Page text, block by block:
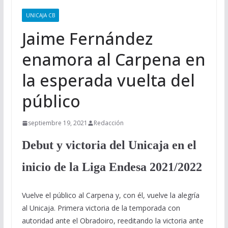
UNICAJA CB
Jaime Fernández
enamora al Carpena en
la esperada vuelta del
público
septiembre 19, 2021 Redacción
Debut y victoria del Unicaja en el
inicio de la Liga Endesa 2021/2022
Vuelve el público al Carpena y, con él, vuelve la alegría
al Unicaja. Primera victoria de la temporada con
autoridad ante el Obradoiro, reeditando la victoria ante